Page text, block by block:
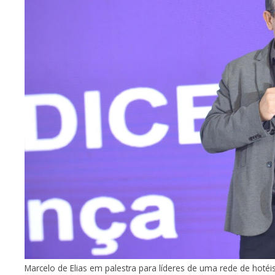
Marcelo de Elias em palestra para líderes de uma rede de